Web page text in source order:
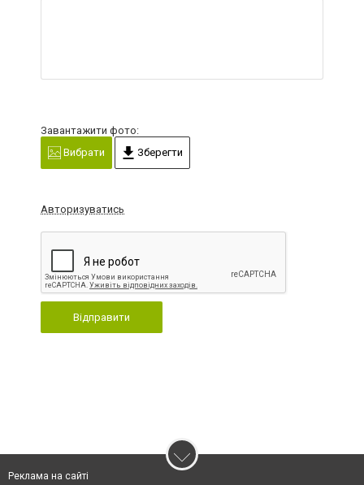
Завантажити фото:
Вибрати
Зберегти
Авторизуватись
Відправити
Реклама на сайті